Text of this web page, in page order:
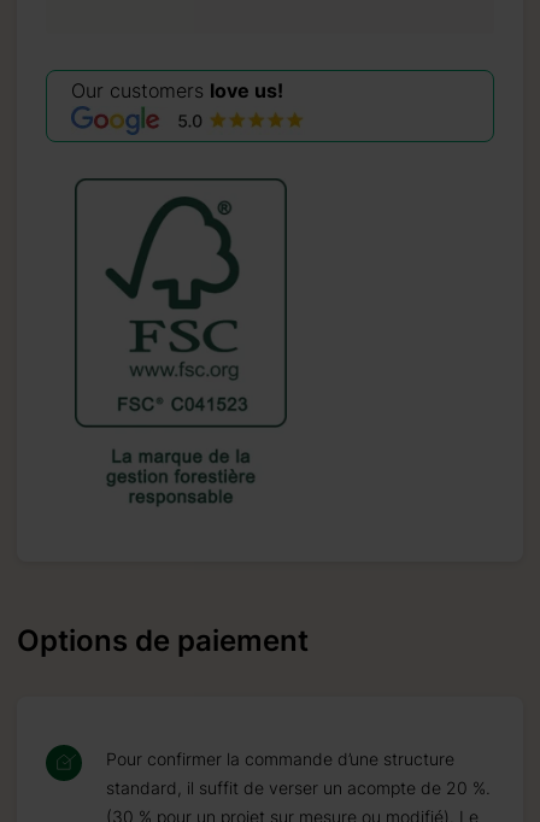
Our customers love us!
Options de paiement
Pour confirmer la commande d’une structure
standard, il suffit de verser un acompte de 20 %.
(30 % pour un projet sur mesure ou modifié). Le